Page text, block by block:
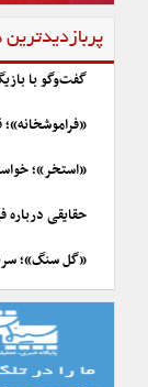
پربازدیدترین
گفت‌وگو با
«استخر»؛
حقایقی درباره
«گل سنگ»؛